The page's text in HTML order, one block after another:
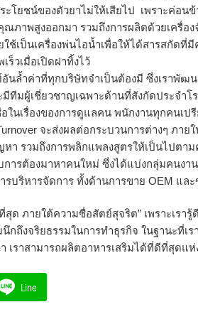
โยชน์ของตัวยาไม่ให้เสียไป เพราะค่อน
าพสูงออกมา รวมถึงการผลิตด้วยเครื่อง
เป็นเครื่องพ่นไอน้ำเพื่อให้ได้สารสกัดที่
ร็วเมื่อเปิดฝาทิ้งไว้
นล้ำค่าที่ทุกบริษัทจำเป็นต้องมี ซึ่งเราพัฒ
ทีมผู้เชี่ยวชาญเฉพาะด้านที่สังกัดประจำ
นเรื่องของการดูแลคน พนักงานทุกคนเป
จะส่งผลต่อกระบวนการต่างๆ ภ
หา รวมถึงการพลิกแพลงสูตรให้เป็นไปตา
การต้องมาหาคนใหม่ ซึ่งได้แบ่งกลุ่มคนงา
ริหารจัดการ ทั้งด้านการขาย OEM และ
ด ภายใต้ความซื่อสัตย์สุจริต” เพราะเรา
กถึงจริยธรรมในการทำธุรกิจ ในฐานะที่เ
เราสามารถผลิตอาหารเสริมได้ที่ดีที่สุดแห่
Line